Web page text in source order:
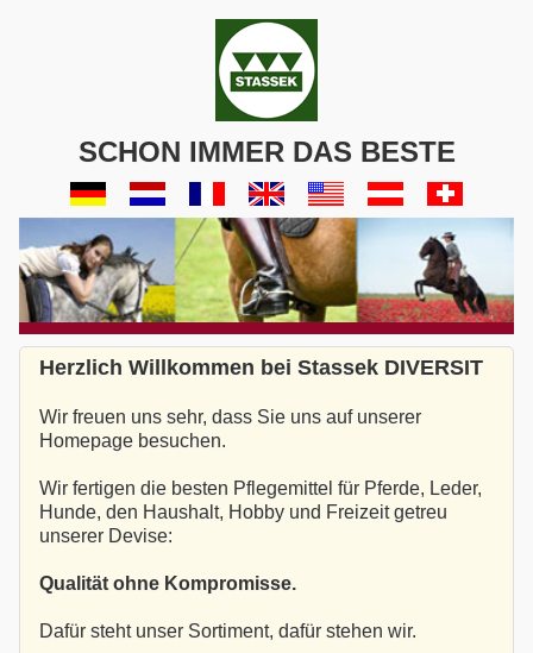
SCHON IMMER DAS BESTE
Herzlich Willkommen bei Stassek DIVERSIT
Wir freuen uns sehr, dass Sie uns auf unserer
Homepage besuchen.
Wir fertigen die besten Pflegemittel für Pferde, Leder,
Hunde, den Haushalt, Hobby und Freizeit getreu
unserer Devise:
Qualität ohne Kompromisse.
Dafür steht unser Sortiment, dafür stehen wir.